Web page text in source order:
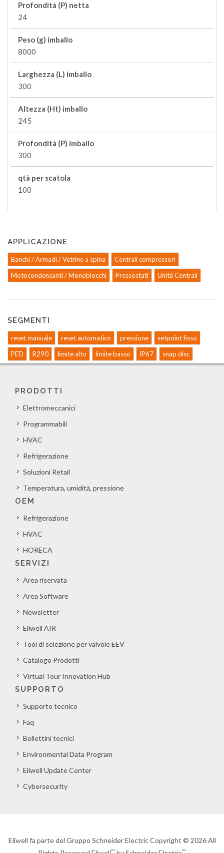
Profondità (P) netta
24
Peso (g) imballo
8000
Larghezza (L) imballo
300
Altezza (Ht) imballo
245
Profondità (P) imballo
300
qtà per scatola
100
APPLICAZIONE
Banchi / Armadi / Vetrine a spina
Centrali compressori
Motocondensanti / Monoblocchi
Pressostati Unità Centrali
SEGMENTI
reset manuale reset automatico pressione
setpoint fisso
PED
R290 limite alto limite basso IP67 snap disc
PRODOTTI
Elettromeccanici
Programmabili
HVAC
Refrigerazione
Soluzioni Retail
Temperatura, umidità, pressione
OEM
Refrigerazione
HVAC
HORECA
SERVIZI
Area riservata
Area Software
Newsletter
Eliwell AIR
Tool di selezione per valvole EEV
Catalogo Prodotti
Virtual Tour Innovation Hub
SUPPORTO
Supporto tecnico
Faq
Bollettini tecnici
Environmental Data Program
Eliwell Update Center
Cybersecurity
Eliwell fa parte del Gruppo Schneider Electric Copyright © 2026 All
™ ™